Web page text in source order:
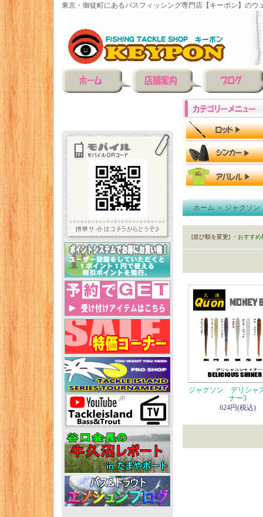
東京・御徒町にあるバスフィッシング専門店【キーポン】のウ
ホーム＞ジャクソン
[並び順を変更] ・おすすめ
ジャクソン デリシャ
ナー3
624円(税込)